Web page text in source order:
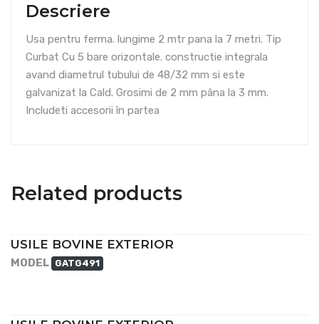
Descriere
Usa pentru ferma. lungime 2 mtr pana la 7 metri. Tip
Curbat Cu 5 bare orizontale. constructie integrala
avand diametrul tubului de 48/32 mm si este
galvanizat la Cald. Grosimi de 2 mm pâna la 3 mm.
Includeti accesorii în partea
Related products
USILE BOVINE EXTERIOR
MODEL GATG491